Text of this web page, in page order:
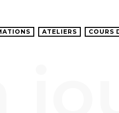
ATELIERS COURS